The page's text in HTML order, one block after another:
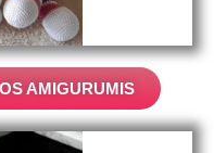
AMIGURUMIS